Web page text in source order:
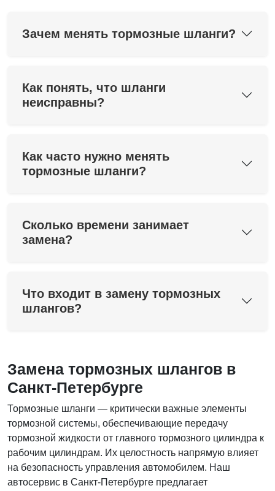
Зачем менять тормозные шланги?
Как понять, что шланги
неисправны?
Как часто нужно менять
тормозные шланги?
Сколько времени занимает
замена?
Что входит в замену тормозных
шлангов?
Замена тормозных шлангов в
Санкт-Петербурге
Тормозные шланги — критически важные элементы
тормозной системы, обеспечивающие передачу
тормозной жидкости от главного тормозного цилиндра к
рабочим цилиндрам. Их целостность напрямую влияет
на безопасность управления автомобилем. Наш
автосервис в Санкт-Петербурге предлагает